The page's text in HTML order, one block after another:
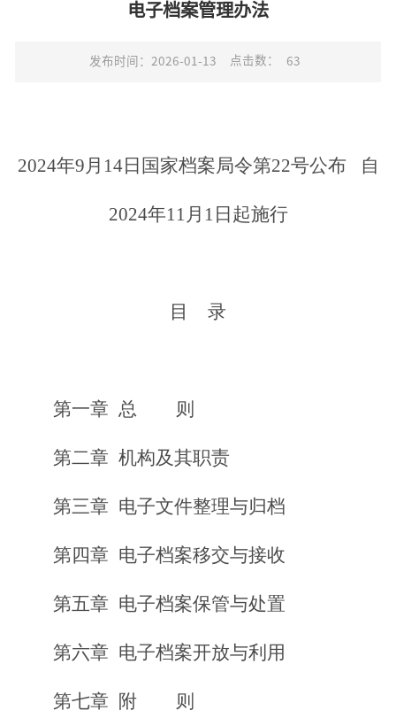
电子档案管理办法
发布时间：2026-01-13 点击数： 63
2024年9月14日国家档案局令第22号公布 自
2024年11月1日起施行
目 录
第一章 总 则
第二章 机构及其职责
第三章 电子文件整理与归档
第四章 电子档案移交与接收
第五章 电子档案保管与处置
第六章 电子档案开放与利用
第七章 附 则